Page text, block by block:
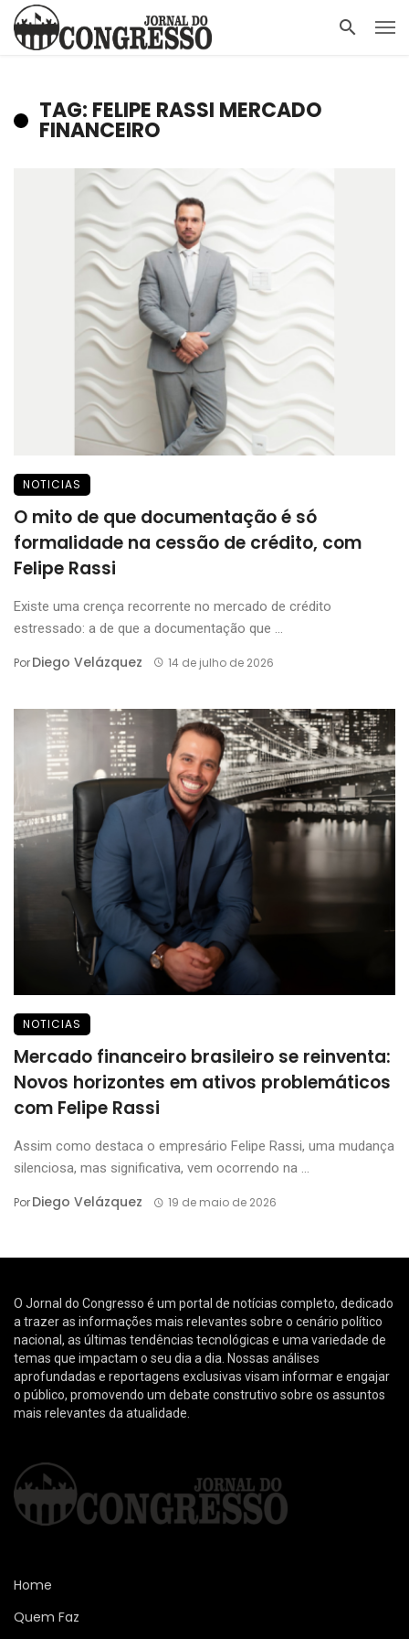
TAG: FELIPE RASSI MERCADO
FINANCEIRO
NOTICIAS
O mito de que documentação é só
formalidade na cessão de crédito, com
Felipe Rassi
Existe uma crença recorrente no mercado de crédito
estressado: a de que a documentação que ...
PorDiego Velázquez 14 de julho de 2026
NOTICIAS
Mercado financeiro brasileiro se reinventa:
Novos horizontes em ativos problemáticos
com Felipe Rassi
Assim como destaca o empresário Felipe Rassi, uma mudança
silenciosa, mas significativa, vem ocorrendo na ...
PorDiego Velázquez 19 de maio de 2026
O Jornal do Congresso é um portal de notícias completo, dedicado
a trazer as informações mais relevantes sobre o cenário político
nacional, as últimas tendências tecnológicas e uma variedade de
temas que impactam o seu dia a dia. Nossas análises
aprofundadas e reportagens exclusivas visam informar e engajar
o público, promovendo um debate construtivo sobre os assuntos
mais relevantes da atualidade.
Home
Quem Faz